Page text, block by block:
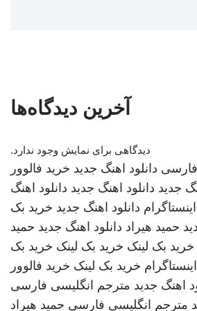
آخرین دیدگاه‌ها
دیدگاهی برای نمایش وجود ندارد.
دانلود اهنگ جدید خرید فالوور
جدید دانلود اهنگ جدید دانلود اهنگ
دانلود اهنگ جدید خرید بک
حمید هیراد دانلود اهنگ جدید حمید
خرید بک لینک خرید بک لینک خرید بک
خرید بک لینک خرید فالوور
اهنگ جدید مترجم انگلیسی فارسی
مترجم انگلیسی فارسی حمید هیراد